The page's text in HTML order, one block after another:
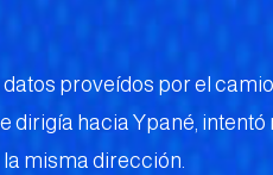
proveídos por el
dirigía hacia Ypané,
misma dirección.